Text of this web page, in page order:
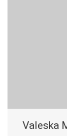
Valeska